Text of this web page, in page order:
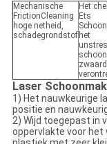
Mechanische
FrictionCleaning
hoge netheid,
schadegrondstof
Het
Ets
het
Laser
1) Het nauwkeurige
positie en
2) Wijd toegepast in
oppervlakte voor